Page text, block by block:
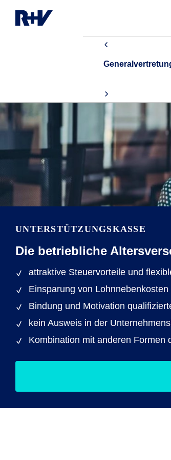
UNTERSTÜTZUNGS­KASSE
Die betriebliche
attraktive Steuervorteile und
Einsparung von Lohnnebenkosten
Bindung und Motivation
kein Ausweis in der
Kombination mit anderen Formen